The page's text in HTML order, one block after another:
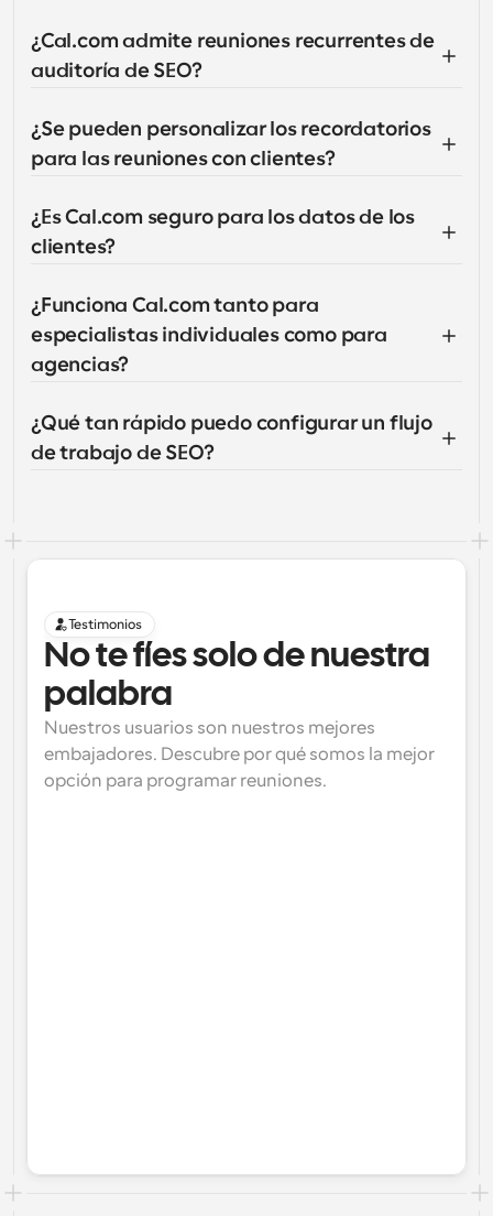
¿Cal.com admite reuniones recurrentes de
auditoría de SEO?
¿Se pueden personalizar los recordatorios
para las reuniones con clientes?
¿Es Cal.com seguro para los datos de los
clientes?
¿Funciona Cal.com tanto para
especialistas individuales como para
agencias?
¿Qué tan rápido puedo configurar un flujo
de trabajo de SEO?
Testimonios
No te fíes solo de nuestra
palabra
Nuestros usuarios son nuestros mejores
embajadores. Descubre por qué somos la mejor
opción para programar reuniones.